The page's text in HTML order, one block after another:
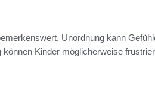
Unordnung kann
Kinder möglicherweise